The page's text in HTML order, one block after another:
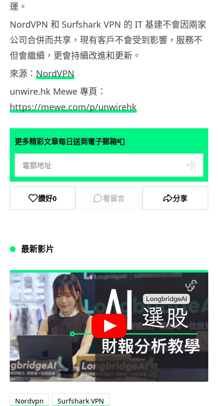
運。
NordVPN 和 Surfshark VPN 的 IT 基建不會因兩家
公司合併而共享，現有客戶不會受到影響，服務不
但會繼續，更會持續改進和更新。
來源： NordVPN
unwire.hk Mewe 專頁：
https://mewe.com/p/unwirehk
更多精彩文章每日送到電子郵箱📮
讚好0 看留言 分享
最新影片
Nordvpn Surfshark VPN